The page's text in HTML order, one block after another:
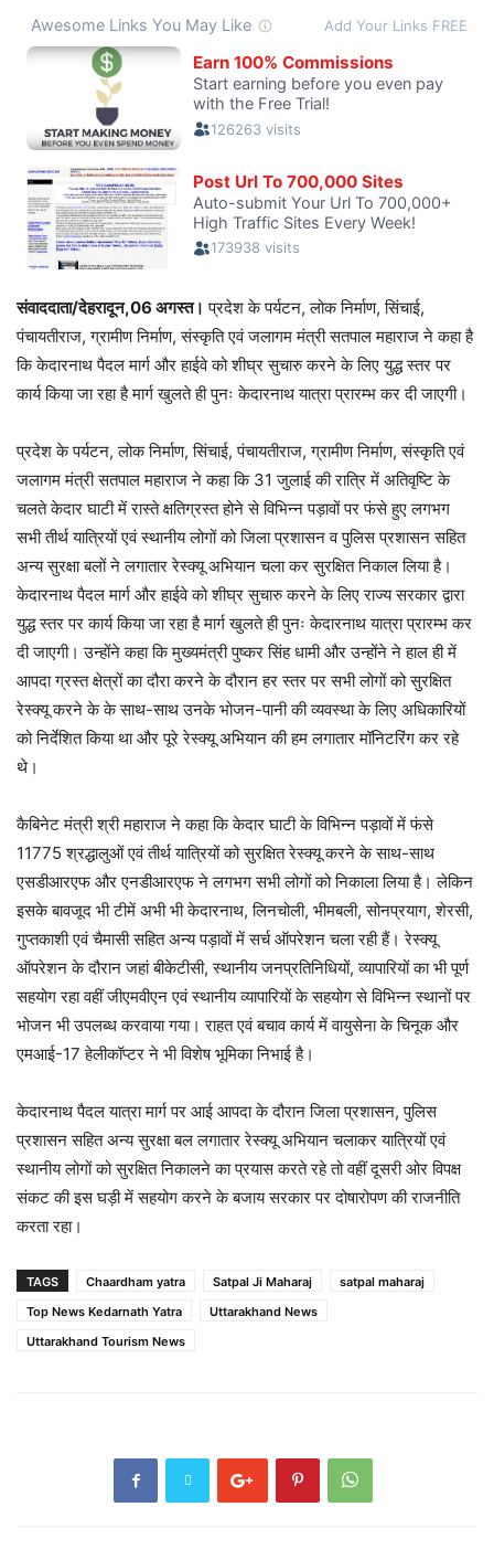
संवाददाता/देहरादून,06 अगस्त। प्रदेश के पर्यटन, लोक निर्माण, सिंचाई,
पंचायतीराज, ग्रामीण निर्माण, संस्कृति एवं जलागम मंत्री सतपाल महाराज ने कहा है
कि केदारनाथ पैदल मार्ग और हाईवे को शीघ्र सुचारु करने के लिए युद्ध स्तर पर
कार्य किया जा रहा है मार्ग खुलते ही पुनः केदारनाथ यात्रा प्रारम्भ कर दी जाएगी।
प्रदेश के पर्यटन, लोक निर्माण, सिंचाई, पंचायतीराज, ग्रामीण निर्माण, संस्कृति एवं
जलागम मंत्री सतपाल महाराज ने कहा कि 31 जुलाई की रात्रि में अतिवृष्टि के
चलते केदार घाटी में रास्ते क्षतिग्रस्त होने से विभिन्न पड़ावों पर फंसे हुए लगभग
सभी तीर्थ यात्रियों एवं स्थानीय लोगों को जिला प्रशासन व पुलिस प्रशासन सहित
अन्य सुरक्षा बलों ने लगातार रेस्क्यू अभियान चला कर सुरक्षित निकाल लिया है।
केदारनाथ पैदल मार्ग और हाईवे को शीघ्र सुचारु करने के लिए राज्य सरकार द्वारा
युद्ध स्तर पर कार्य किया जा रहा है मार्ग खुलते ही पुनः केदारनाथ यात्रा प्रारम्भ कर
दी जाएगी। उन्होंने कहा कि मुख्यमंत्री पुष्कर सिंह धामी और उन्होंने ने हाल ही में
आपदा ग्रस्त क्षेत्रों का दौरा करने के दौरान हर स्तर पर सभी लोगों को सुरक्षित
रेस्क्यू करने के के साथ-साथ उनके भोजन-पानी की व्यवस्था के लिए अधिकारियों
को निर्देशित किया था और पूरे रेस्क्यू अभियान की हम लगातार मॉनिटरिंग कर रहे
थे।
कैबिनेट मंत्री श्री महाराज ने कहा कि केदार घाटी के विभिन्न पड़ावों में फंसे
11775 श्रद्धालुओं एवं तीर्थ यात्रियों को सुरक्षित रेस्क्यू करने के साथ-साथ
एसडीआरएफ और एनडीआरएफ ने लगभग सभी लोगों को निकाला लिया है। लेकिन
इसके बावजूद भी टीमें अभी भी केदारनाथ, लिनचोली, भीमबली, सोनप्रयाग, शेरसी,
गुप्तकाशी एवं चैमासी सहित अन्य पड़ावों में सर्च ऑपरेशन चला रही हैं। रेस्क्यू
ऑपरेशन के दौरान जहां बीकेटीसी, स्थानीय जनप्रतिनिधियों, व्यापारियों का भी पूर्ण
सहयोग रहा वहीं जीएमवीएन एवं स्थानीय व्यापारियों के सहयोग से विभिन्न स्थानों पर
भोजन भी उपलब्ध करवाया गया। राहत एवं बचाव कार्य में वायुसेना के चिनूक और
एमआई-17 हेलीकॉप्टर ने भी विशेष भूमिका निभाई है।
केदारनाथ पैदल यात्रा मार्ग पर आई आपदा के दौरान जिला प्रशासन, पुलिस
प्रशासन सहित अन्य सुरक्षा बल लगातार रेस्क्यू अभियान चलाकर यात्रियों एवं
स्थानीय लोगों को सुरक्षित निकालने का प्रयास करते रहे तो वहीं दूसरी ओर विपक्ष
संकट की इस घड़ी में सहयोग करने के बजाय सरकार पर दोषारोपण की राजनीति
करता रहा।
TAGS Chaardham yatra Satpal Ji Maharaj
satpal maharaj
Top News Kedarnath Yatra
Uttarakhand News
Uttarakhand Tourism News